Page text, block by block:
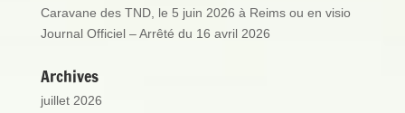
Caravane des TND, le 5 juin 2026 à Reims ou en visio
Journal Officiel – Arrêté du 16 avril 2026
Archives
juillet 2026